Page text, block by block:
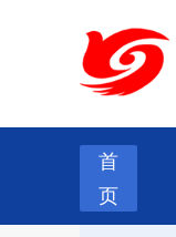
首
页